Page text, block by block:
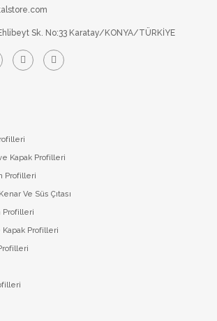
Sk. No:33 Karatay/KONYA/TÜRKİYE
Kаpаk Profilleri
Profilleri
Ve Süs Çıtası
Profilleri
Profilleri